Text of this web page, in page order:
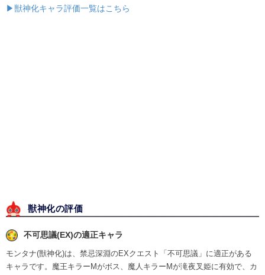
▶獣神化キャラ評価一覧はこちら
獣神化の評価
不可思議(EX)の適正キャラ
モンタナ(獣神化)は、禁忌深淵のEXクエスト「不可思議」に適正がある
キャラです。魔王キラーMがボス、魔人キラーMが滝夜叉姫に有効で、カ